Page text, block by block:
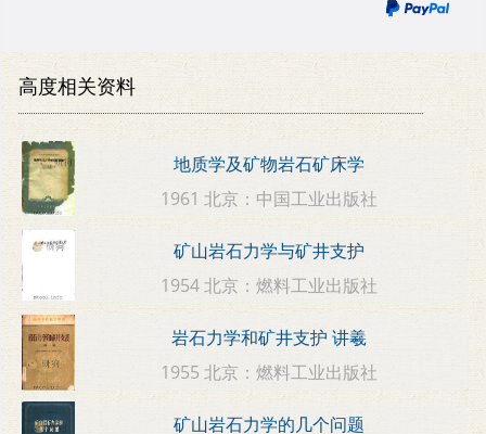
高度相关资料
地质学及矿物岩石矿床学
1961 北京：中国工业出版社
矿山岩石力学与矿井支护
1954 北京：燃料工业出版社
岩石力学和矿井支护 讲羲
1955 北京：燃料工业出版社
矿山岩石力学的几个问题